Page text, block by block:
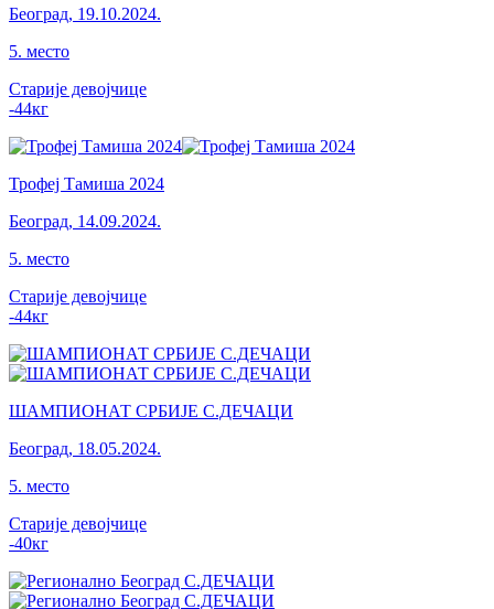
Београд, 19.10.2024.
5. место
Старије девојчице
-44кг
Трофеј Тамиша 2024
Београд, 14.09.2024.
5. место
Старије девојчице
-44кг
ШАМПИОНАТ СРБИЈЕ С.ДЕЧАЦИ
Београд, 18.05.2024.
5. место
Старије девојчице
-40кг